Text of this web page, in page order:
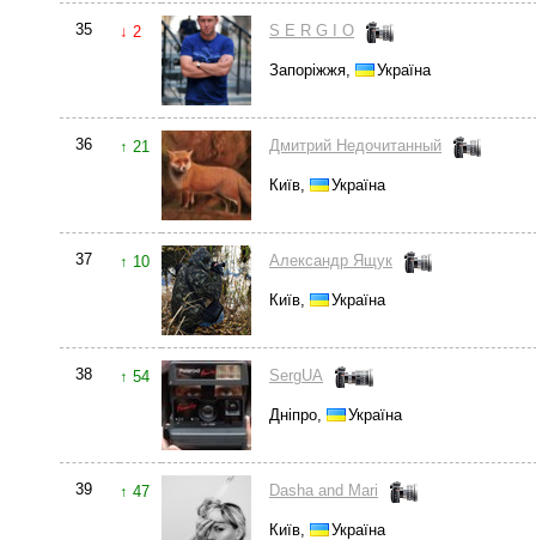
35 ↓ 2 S E R G I O
Запоріжжя, Україна
36 ↑ 21 Дмитрий Недочитанный
Київ, Україна
37 ↑ 10 Александр Ящук
Київ, Україна
38 ↑ 54 SergUA
Дніпро, Україна
39 ↑ 47 Dasha and Mari
Київ, Україна